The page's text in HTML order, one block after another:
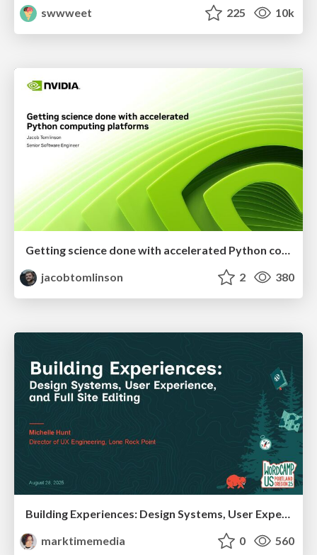
swwweet
225 10k
jacobtomlinson
2 380
Building Experiences: Design Systems, User Experience, and Full Site Editing
marktimemedia
0 560